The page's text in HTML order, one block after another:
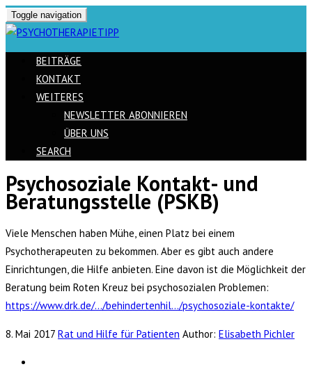
Toggle navigation
BEITRÄGE
KONTAKT
WEITERES
NEWSLETTER ABONNIEREN
ÜBER UNS
SEARCH
Skip
to
Psychosoziale Kontakt- und
Beratungsstelle (PSKB)
Viele Menschen haben Mühe, einen Platz bei einem
Psychotherapeuten zu bekommen. Aber es gibt auch andere
Einrichtungen, die Hilfe anbieten. Eine davon ist die Möglichkeit der
Beratung beim Roten Kreuz bei psychosozialen Problemen:
https://www.drk.de/…/behindertenhil…/psychosoziale-kontakte/
8. Mai 2017 Rat und Hilfe für Patienten Author: Elisabeth Pichler